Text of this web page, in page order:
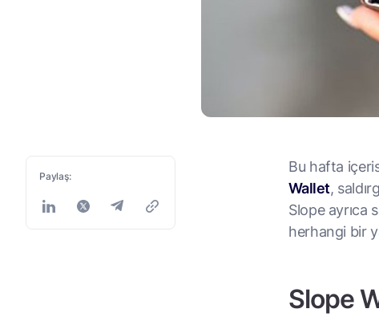
Paylaş: Bu hafta
Wallet,
Slope ayrıca
herhangi bir
Slope